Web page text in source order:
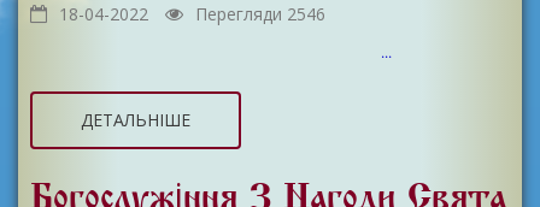
18-04-2022 Перегляди 2546
...
ДЕТАЛЬНІШЕ
Богослужіння З Нагоди Свята